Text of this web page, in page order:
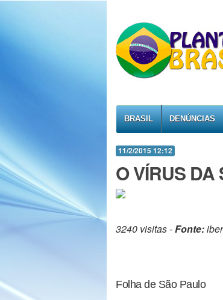
BRASIL DENÚNCIAS
11/2/2015 12:12
O VÍRUS DA
3240 visitas -Fonte:
Folha de São Paulo